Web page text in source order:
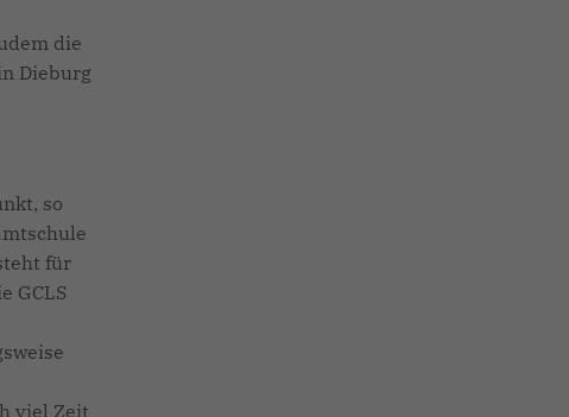
die
Dieburg
so
für
GCLS
viel Zeit